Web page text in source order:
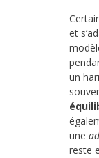
et
un
une
reste